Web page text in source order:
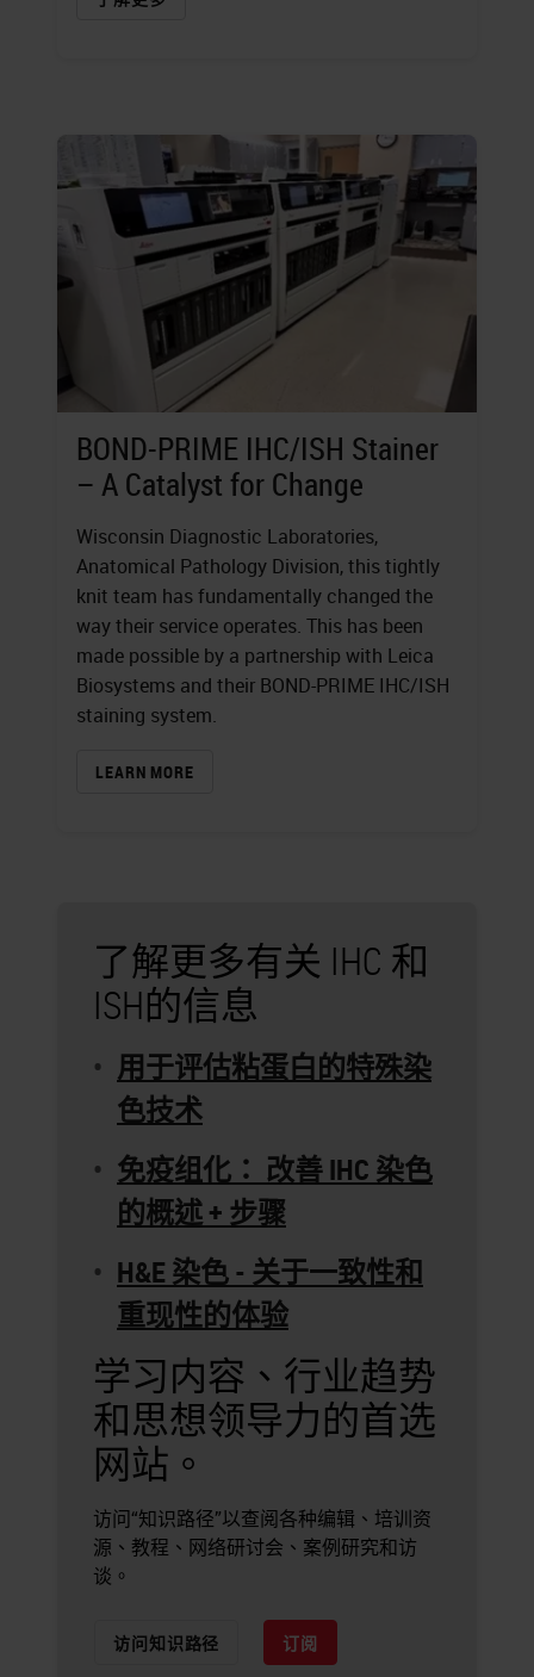
BOND-PRIME IHC/ISH Stainer
– A Catalyst for Change
Wisconsin Diagnostic Laboratories,
Anatomical Pathology Division, this tightly
knit team has fundamentally changed the
way their service operates. This has been
made possible by a partnership with Leica
Biosystems and their BOND-PRIME IHC/ISH
staining system.
LEARN MORE
了解更多有关 IHC 和
ISH的信息
用于评估粘蛋白的特殊染
色技术
免疫组化： 改善 IHC 染色
的概述 + 步骤
H&E 染色 - 关于一致性和
重现性的体验
学习内容、行业趋势
和思想领导力的首选
网站。
访问“知识路径”以查阅各种编辑、培训资
源、教程、网络研讨会、案例研究和访
谈。
访问知识路径 订阅